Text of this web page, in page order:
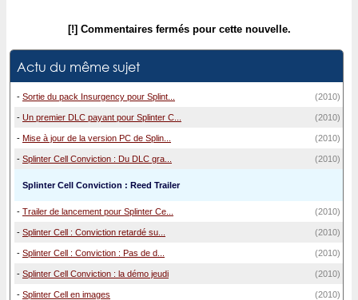
[!] Commentaires fermés pour cette nouvelle.
Actu du même sujet
- Sortie du pack Insurgency pour Splint... (2010)
- Un premier DLC payant pour Splinter C... (2010)
- Mise à jour de la version PC de Splin... (2010)
- Splinter Cell Conviction : Du DLC gra... (2010)
Splinter Cell Conviction : Reed Trailer
- Trailer de lancement pour Splinter Ce... (2010)
- Splinter Cell : Conviction retardé su... (2010)
- Splinter Cell : Conviction : Pas de d... (2010)
- Splinter Cell Conviction : la démo jeudi (2010)
- Splinter Cell en images (2010)